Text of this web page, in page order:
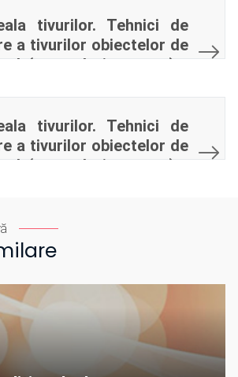
tivurilor. Tehnici de
a tivurilor obiectelor de
(cu acul și croșeta) -
tivurilor. Tehnici de
a tivurilor obiectelor de
(cu acul și croșeta) -